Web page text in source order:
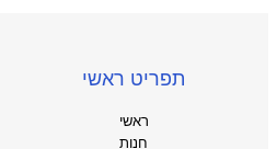
תפריט ראשי
ראשי
חנות